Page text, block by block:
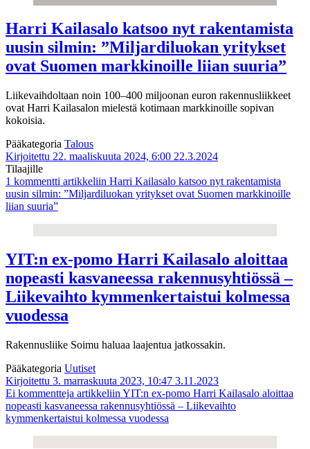
Harri Kailasalo katsoo nyt rakentamista
uusin silmin: ”Miljardiluokan yritykset
ovat Suomen markkinoille liian suuria”
Liikevaihdoltaan noin 100–400 miljoonan euron rakennusliikkeet
ovat Harri Kailasalon mielestä kotimaan markkinoille sopivan
kokoisia.
Pääkategoria Talous
Kirjoitettu 22. maaliskuuta 2024, 6:00 22.3.2024
Tilaajille
1 kommentti artikkeliin Harri Kailasalo katsoo nyt rakentamista
uusin silmin: ”Miljardiluokan yritykset ovat Suomen markkinoille
liian suuria”
YIT:n ex-pomo Harri Kailasalo aloittaa
nopeasti kasvaneessa rakennusyhtiössä –
Liikevaihto kymmenkertaistui kolmessa
vuodessa
Rakennusliike Soimu haluaa laajentua jatkossakin.
Pääkategoria Uutiset
Kirjoitettu 3. marraskuuta 2023, 10:47 3.11.2023
Ei kommentteja artikkeliin YIT:n ex-pomo Harri Kailasalo aloittaa
nopeasti kasvaneessa rakennusyhtiössä – Liikevaihto
kymmenkertaistui kolmessa vuodessa